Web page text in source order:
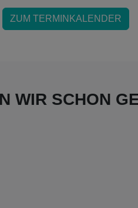
ZUM TERMINKALENDER
WIR SCHON